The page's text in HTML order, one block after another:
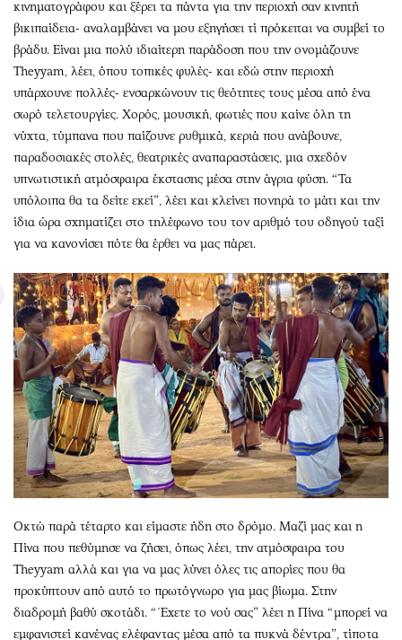
κινηματογράφου και ξέρει τα πάντα για την περιοχή σαν κινητή
βικιπαίδεια- αναλαμβάνει να μου εξηγήσει τί πρόκειται να συμβεί το
βράδυ. Είναι μια πολύ ιδιαίτερη παράδοση που την ονομάζουνε
Theyyam, λέει, όπου τοπικές φυλές- και εδώ στην περιοχή
υπάρχουνε πολλές- ενσαρκώνουν τις θεότητες τους μέσα από ένα
σωρό τελετουργίες. Χορός, μουσική, φωτιές που καίνε όλη τη
νύχτα, τύμπανα που παίζουνε ρυθμικά, κεριά που ανάβουνε,
παραδοσιακές στολές, θεατρικές αναπαραστάσεις, μια σχεδόν
υπνωτιστική ατμόσφαιρα έκστασης μέσα στην άγρια φύση. “Τα
υπόλοιπα θα τα δείτε εκεί”, λέει και κλείνει πονηρά το μάτι και την
ίδια ώρα σχηματίζει στο τηλέφωνο του τον αριθμό του οδηγού ταξί
για να κανονίσει πότε θα έρθει να μας πάρει.
Οκτώ παρά τέταρτο και είμαστε ήδη στο δρόμο. Μαζί μας και η
Πίνα που πεθύμησε να ζήσει, όπως λέει, την ατμόσφαιρα του
Τheyyam αλλά και για να μας λύνει όλες τις απορίες που θα
προκύπτουν από αυτό το πρωτόγνωρο για μας βίωμα. Στην
διαδρομή βαθύ σκοτάδι. “Έχετε το νού σας” λέει η Πίνα “μπορεί να
εμφανιστεί κανένας ελέφαντας μέσα από τα πυκνά δέντρα”, τίποτα